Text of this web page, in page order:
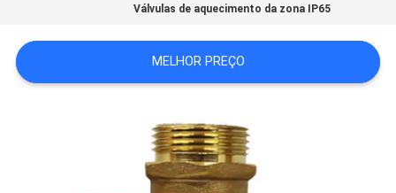
DO
SITE
Válvulas de aquecimento da zona IP65
MELHOR PREÇO